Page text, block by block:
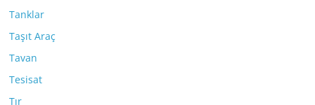
Tanklar
Taşıt Araç
Tavan
Tesisat
Tır